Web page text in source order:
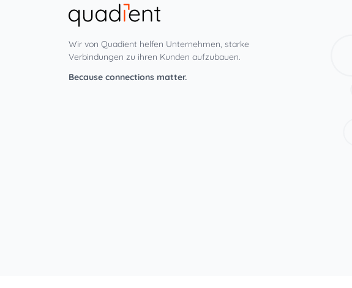
Wir von Quadient helfen Unternehmen, starke
Verbindungen zu ihren Kunden aufzubauen.
Because connections matter.